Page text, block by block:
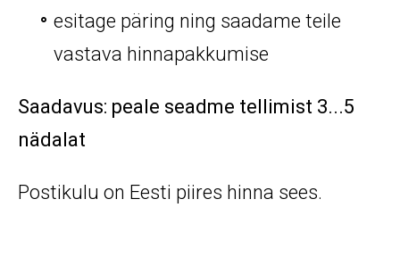
esitage päring ning saadame teile
vastava hinnapakkumise
Saadavus: peale seadme tellimist 3...5
nädalat
Postikulu on Eesti piires hinna sees.